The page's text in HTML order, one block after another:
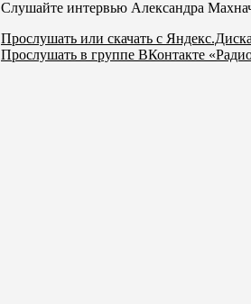
Слушайте интервью Александра
Прослушать или скачать с Яндекс.Диска
Прослушать в группе ВКонтакте